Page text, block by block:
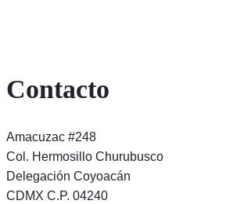
Contacto
Amacuzac #248
Col. Hermosillo Churubusco
Delegación Coyoacán
CDMX C.P. 04240